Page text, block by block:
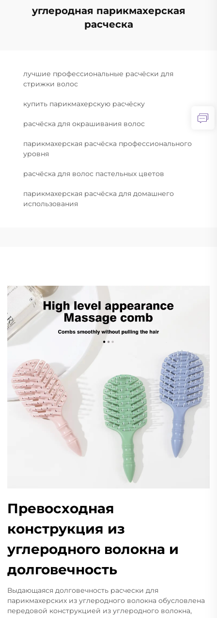
углеродная парикмахерская
расческа
лучшие профессиональные расчёски для
стрижки волос
купить парикмахерскую расчёску
расчёска для окрашивания волос
парикмахерская расчёска профессионального
уровня
расчёска для волос пастельных цветов
парикмахерская расчёска для домашнего
использования
Превосходная
конструкция из
углеродного волокна и
долговечность
Выдающаяся долговечность расчески для
парикмахерских из углеродного волокна обусловлена
передовой конструкцией из углеродного волокна,